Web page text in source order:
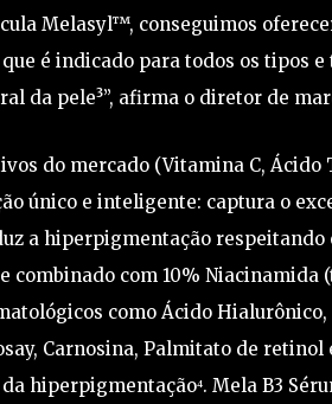
Melasyl™, conseguimos
é indicado para todos os tipos
da pele³”, afirma o diretor de
do mercado (Vitamina C,
único e inteligente: captura o
a hiperpigmentação
combinado com 10%
como Ácido
Carnosina, Palmitato de
hiperpigmentação⁴. Mela B3